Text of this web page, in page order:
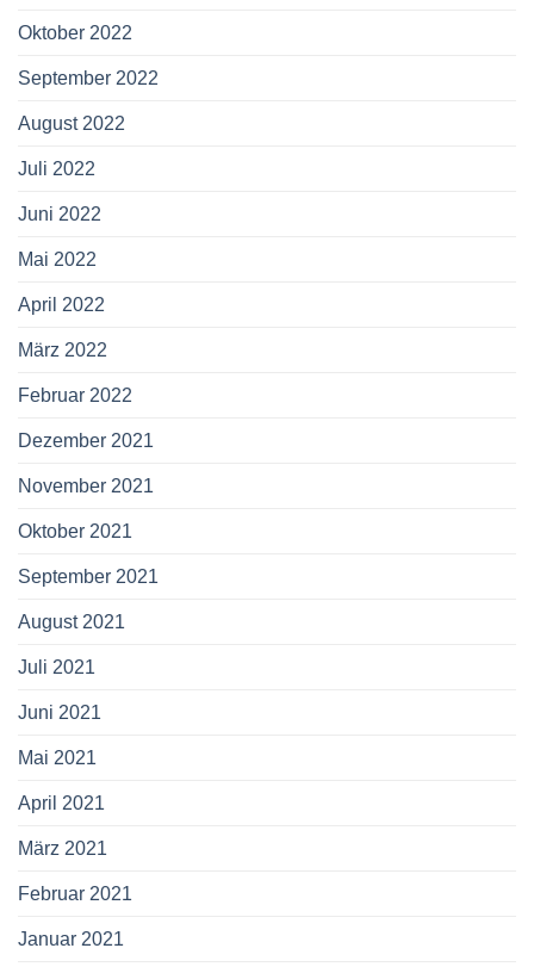
Oktober 2022
September 2022
August 2022
Juli 2022
Juni 2022
Mai 2022
April 2022
März 2022
Februar 2022
Dezember 2021
November 2021
Oktober 2021
September 2021
August 2021
Juli 2021
Juni 2021
Mai 2021
April 2021
März 2021
Februar 2021
Januar 2021